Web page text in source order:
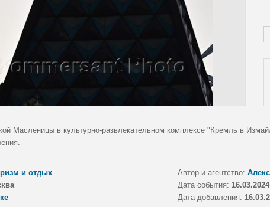
Масленицы в культурно-развлекательном комплексе "Кремль в
и отдых Автор и агентство:
Дата события: 16.03.2024
Дата добавления: